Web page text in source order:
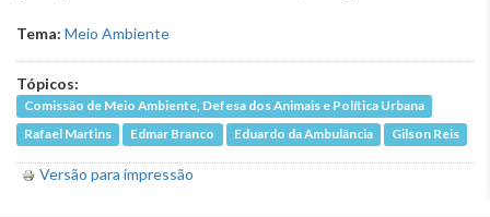
Tema: Meio Ambiente
Tópicos:
Comissão de Meio Ambiente, Defesa dos Animais e Política Urbana
Rafael Martins
Edmar Branco Eduardo da Ambulância Gilson Reis
Versão para impressão